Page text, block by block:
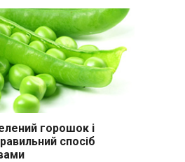
горошок і
спосіб